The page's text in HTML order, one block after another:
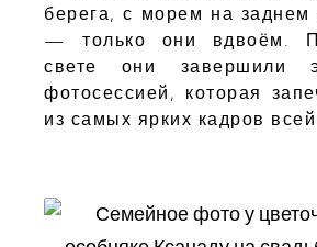
берега, с морем на заднем
— только они вдвоём.
свете они завершили
фотосессией, которая
из самых ярких кадров